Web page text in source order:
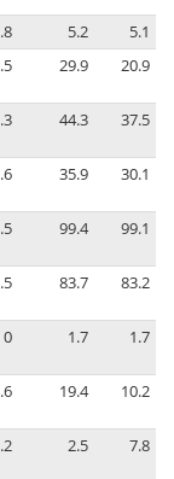
5.2
5.1
29.9 20.9
44.3 37.5
35.9 30.1
99.4 99.1
83.7 83.2
0 1.7 1.7
19.4 10.2
2.5 7.8